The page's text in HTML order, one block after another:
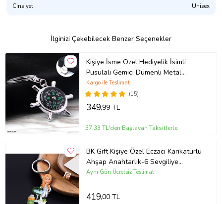
Cinsiyet Unisex
İlginizi Çekebilecek Benzer Seçenekler
Kişiye İsme Özel Hediyelik İsimli
Pusulalı Gemici Dümenli Metal
Anahtarlık
(15)
Kargo ile Teslimat
349,99 TL
37,33 TL'den Başlayan Taksitlerle
BK Gift Kişiye Özel Eczacı Karikatürlü
Ahşap Anahtarlık-6 Sevgiliye
Hediye, Arkadaşa Hediye, Doğum
Aynı Gün Ücretsiz Teslimat
419,00 TL